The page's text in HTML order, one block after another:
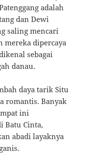
adalah
dan Dewi
saling mencari
mereka dipercaya
sebagai
danau.
daya tarik Situ
romantis. Banyak
ini
Batu Cinta,
abadi layaknya